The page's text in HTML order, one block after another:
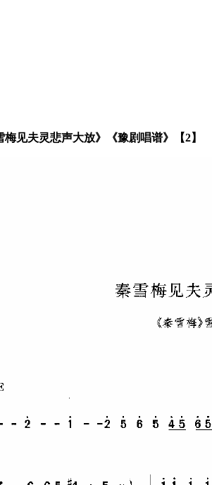
见夫灵悲声大放》《豫剧唱谱》【2】